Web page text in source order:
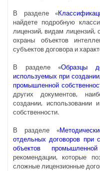
В разделе «
найдете подробную
лицензий, видам лицензий,
охраны объектов
субъектов договора и
В разделе «Образцы
используемых при
промышленной
других документов,
создании,
собственности.
В разделе «
отдельных договоров при
объектов промышленной
рекомендации, которые
сложные лицензионные